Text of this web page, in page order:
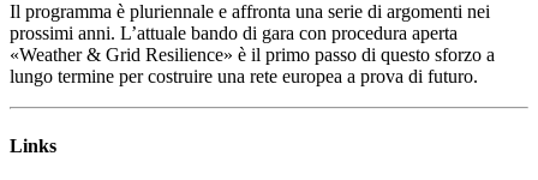
Il programma è pluriennale e affronta una serie di argomenti nei
prossimi anni. L’attuale bando di gara con procedura aperta
«Weather & Grid Resilience» è il primo passo di questo sforzo a
lungo termine per costruire una rete europea a prova di futuro.
Links